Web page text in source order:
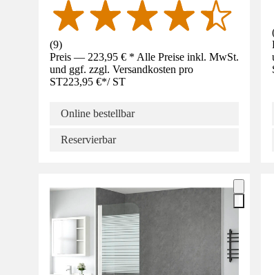
(9)
Preis — 223,95 € * Alle Preise inkl. MwSt.
und ggf. zzgl. Versandkosten pro
ST223,95 €*/ ST
Online bestellbar
Reservierbar